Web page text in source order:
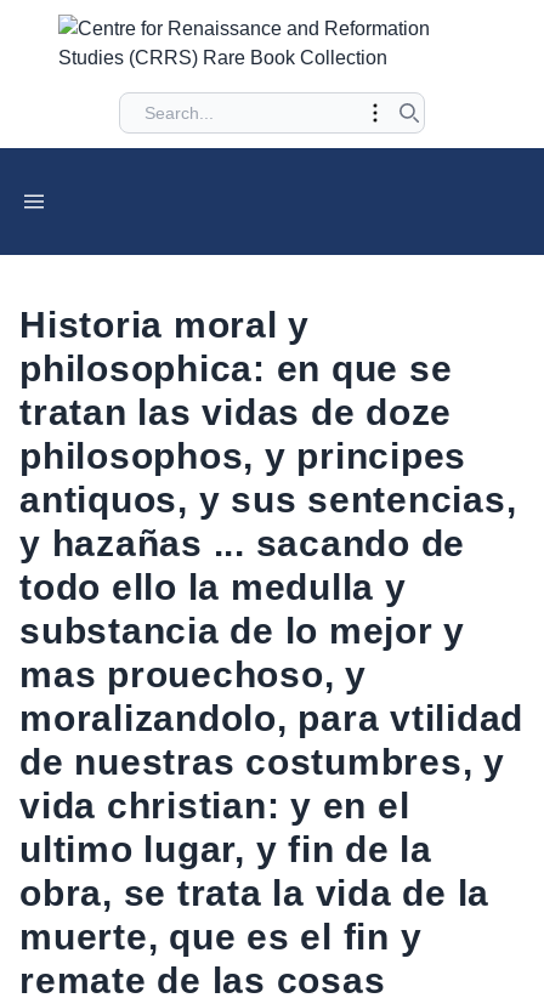
Historia moral y
philosophica: en que se
tratan las vidas de doze
philosophos, y principes
antiquos, y sus sentencias,
y hazañas ... sacando de
todo ello la medulla y
substancia de lo mejor y
mas prouechoso, y
moralizandolo, para vtilidad
de nuestras costumbres, y
vida christian: y en el
ultimo lugar, y fin de la
obra, se trata la vida de la
muerte, que es el fin y
remate de las cosas